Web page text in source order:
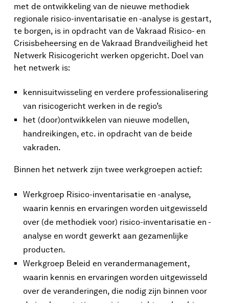
met de ontwikkeling van de nieuwe methodiek
regionale risico-inventarisatie en -analyse is gestart,
te borgen, is in opdracht van de Vakraad Risico- en
Crisisbeheersing en de Vakraad Brandveiligheid het
Netwerk Risicogericht werken opgericht. Doel van
het netwerk is:
kennisuitwisseling en verdere professionalisering
van risicogericht werken in de regio’s
het (door)ontwikkelen van nieuwe modellen,
handreikingen, etc. in opdracht van de beide
vakraden.
Binnen het netwerk zijn twee werkgroepen actief:
Werkgroep Risico-inventarisatie en -analyse,
waarin kennis en ervaringen worden uitgewisseld
over (de methodiek voor) risico-inventarisatie en -
analyse en wordt gewerkt aan gezamenlijke
producten.
Werkgroep Beleid en verandermanagement,
waarin kennis en ervaringen worden uitgewisseld
over de veranderingen, die nodig zijn binnen voor